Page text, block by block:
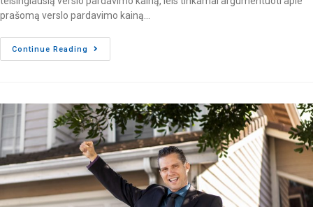
prašomą verslo pardavimo kainą…
Continue Reading